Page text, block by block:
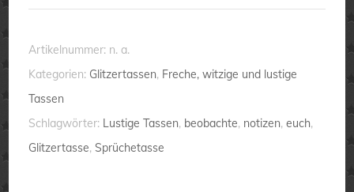
alle
und
mache
Notizen
💕
Artikelnummer: n. a.
Kategorien: Glitzertassen, Freche, witzige und lustige
Tassen
Schlagwörter: Lustige Tassen, beobachte, notizen,euch,
Glitzertasse,Sprüchetasse